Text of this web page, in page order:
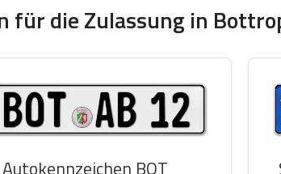
für die Zulassung in
Autokennzeichen BOT